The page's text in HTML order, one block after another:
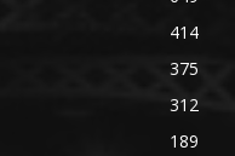
414
375
312
189